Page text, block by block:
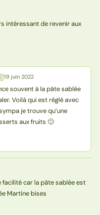
intéressant de revenir aux
19 juin 2022
souvent à la pâte sablée
Voilà qui est réglé avec
je trouve qu’une
aux fruits 🙂
car la pâte sablée est
Martine bises